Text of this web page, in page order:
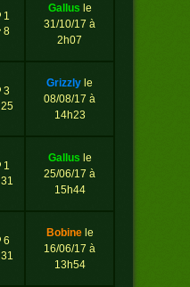
1
8
gallus le
31/10/17 à
2h07
3
25
grizzly le
08/08/17 à
14h23
1
31
gallus le
25/06/17 à
15h44
6
31
bobine le
16/06/17 à
13h54